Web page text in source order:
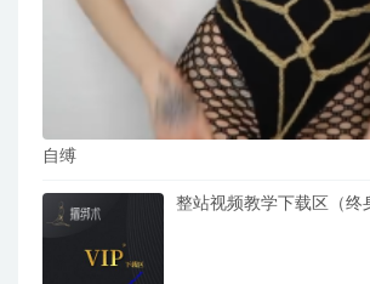
自缚
整站视频教学下载区（终